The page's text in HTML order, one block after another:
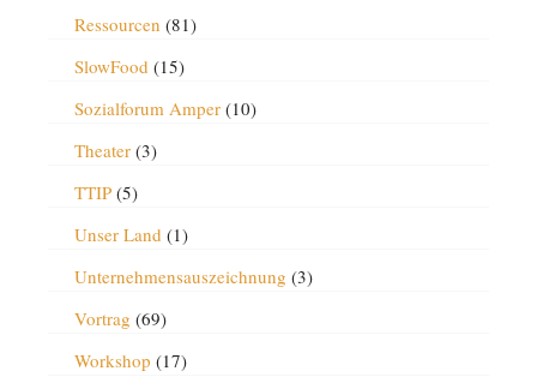
Ressourcen (81)
SlowFood (15)
Sozialforum Amper(10)
Theater(3)
TTIP(5)
Unser Land (1)
Unternehmensauszeichnung (3)
Vortrag (69)
Workshop (17)